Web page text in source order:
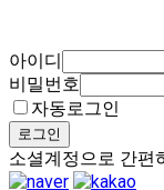
아이디
비밀번호
자동로그인
로그인
소셜계정으로 간편